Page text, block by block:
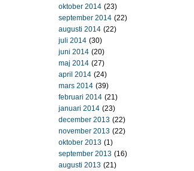
oktober 2014 (23)
september 2014 (22)
augusti 2014 (22)
juli 2014 (30)
juni 2014 (20)
maj 2014 (27)
april 2014 (24)
mars 2014 (39)
februari 2014 (21)
januari 2014 (23)
december 2013 (22)
november 2013 (22)
oktober 2013 (1)
september 2013 (16)
augusti 2013 (21)